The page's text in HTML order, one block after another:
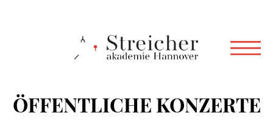
ÖFFENTLICHE KONZERTE